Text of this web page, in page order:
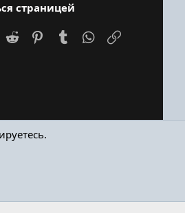
страницей
(Twitter)
Reddit PinterestTumblr WhatsApp